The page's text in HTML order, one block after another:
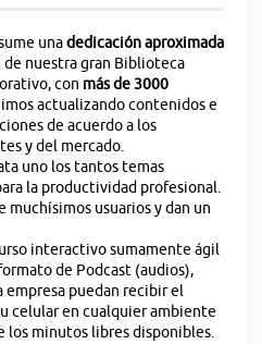
unadedicaciónaproximada
de nuestra gran Biblioteca
con más de 3000
actualizando contenidos e
de acuerdo a los
y del mercado.
uno los tantos temas
la productividad profesional.
muchísimos usuarios y dan un
interactivo sumamente ágil
de Podcast (audios),
empresa puedan recibir el
celular en cualquier ambiente
los minutos libres disponibles.